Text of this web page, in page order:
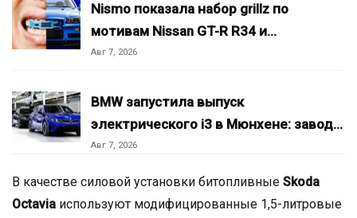
Nismo показала набор grillz по
мотивам Nissan GT-R R34 и…
Авг 7, 2026
BMW запустила выпуск
электрического i3 в Мюнхене: завод…
Авг 7, 2026
В качестве силовой установки битопливные Skoda
Octavia используют модифицированные 1,5-литровые